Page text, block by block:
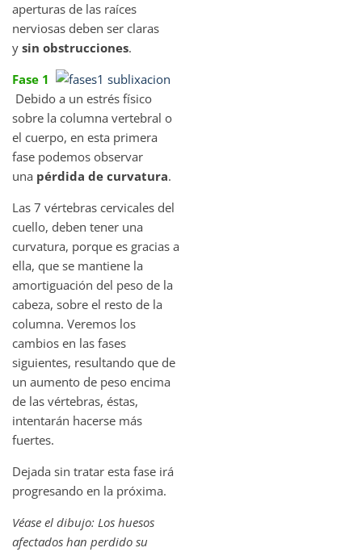
aperturas de las raíces
nerviosas deben ser claras
y sin obstrucciones.
Fase 1
Debido a un estrés físico
sobre la columna vertebral o
el cuerpo, en esta primera
fase podemos observar
una pérdida de curvatura.
Las 7 vértebras cervicales del
cuello, deben tener una
curvatura, porque es gracias a
ella, que se mantiene la
amortiguación del peso de la
cabeza, sobre el resto de la
columna. Veremos los
cambios en las fases
siguientes, resultando que de
un aumento de peso encima
de las vértebras, éstas,
intentarán hacerse más
fuertes.
Dejada sin tratar esta fase irá
progresando en la próxima.
Véase el dibujo: Los huesos
afectados han perdido su